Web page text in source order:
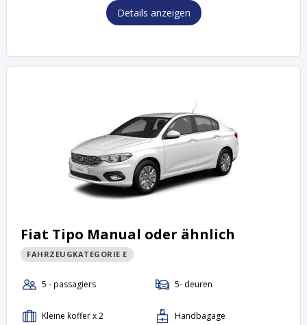
Details anzeigen
Fiat Tipo Manual oder ähnlich
FAHRZEUGKATEGORIE E